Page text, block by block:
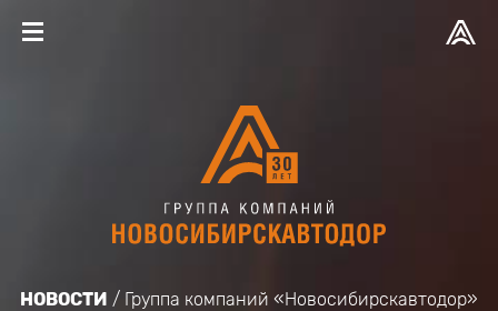
НОВОСТИ Группа компаний «Новосибирскавтодор»